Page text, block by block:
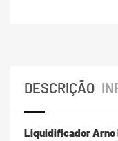
DESCRIÇÃO
Liquidificador Arno